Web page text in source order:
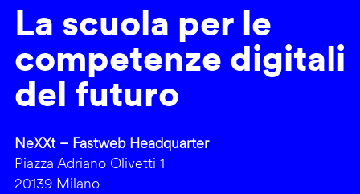
La scuola per le
competenze digitali
del futuro
NeXXt – Fastweb Headquarter
Piazza Adriano Olivetti 1
20139 Milano